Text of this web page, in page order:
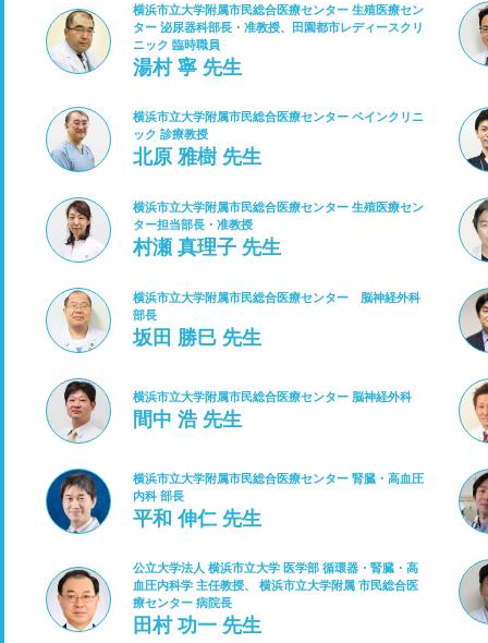
横浜市立大学附属市民総合医療センター 生殖医療セン
ター 泌尿器科部長・准教授、田園都市レディースクリ
ニック 臨時職員
湯村 寧 先生
横浜市立大学附属市民総合医療センター ペインクリニ
ック 診療教授
北原 雅樹 先生
横浜市立大学附属市民総合医療センター 生殖医療セン
ター担当部長・准教授
村瀬 真理子 先生
横浜市立大学附属市民総合医療センター 脳神経外科
部長
坂田 勝巳 先生
横浜市立大学附属市民総合医療センター 脳神経外科
間中 浩 先生
横浜市立大学附属市民総合医療センター 腎臓・高血圧
内科 部長
平和 伸仁 先生
公立大学法人 横浜市立大学 医学部 循環器・腎臓・高
血圧内科学 主任教授、 横浜市立大学附属 市民総合医
療センター 病院長
田村 功一 先生